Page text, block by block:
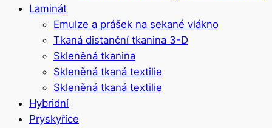
Laminát
Emulze a prášek na sekané vlákno
Tkaná distanční tkanina 3-D
Skleněná tkanina
Skleněná tkaná textilie
Skleněná tkaná textilie
Hybridní
Pryskyřice